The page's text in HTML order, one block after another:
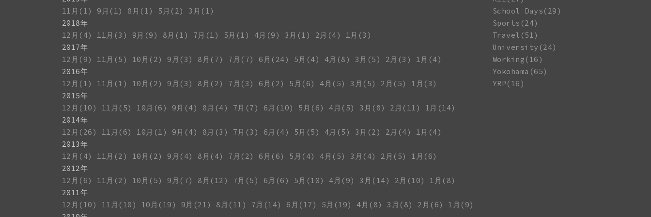
11月(1)
9月(1) 8月(1) 5月(2)
3月(1)
2018年
12月(4)
11月(3) 9月(9) 8月(1) 7月(1) 5月(1) 4月(9) 3月(1) 2月(4)
1月(3)
2017年
12月(9)
11月(5) 10月(2) 9月(3) 8月(7) 7月(7) 6月(24) 5月(4) 4月(8) 3月(5) 2月(3)
1月(4)
2016年
12月(1)
11月(1) 10月(2) 9月(3) 8月(2) 7月(3) 6月(2) 5月(6) 4月(5) 3月(5) 2月(5)
1月(3)
2015年
12月(10)
11月(5) 10月(6) 9月(4) 8月(4) 7月(7) 6月(10) 5月(6) 4月(5) 3月(8) 2月(11)
1月(14)
2014年
12月(26)
11月(6) 10月(1) 9月(4) 8月(3) 7月(3) 6月(4) 5月(5) 4月(5) 3月(2) 2月(4)
1月(4)
2013年
12月(4)
11月(2) 10月(2) 9月(4) 8月(4) 7月(2) 6月(6) 5月(4) 4月(5) 3月(4) 2月(5)
1月(6)
2012年
12月(6)
11月(2) 10月(5) 9月(7) 8月(12) 7月(5) 6月(6) 5月(10) 4月(9) 3月(14) 2月(10)
1月(8)
2011年
12月(10)
11月(10) 10月(19) 9月(21) 8月(11) 7月(14) 6月(17) 5月(19) 4月(8) 3月(8) 2月(6)
1月(9)
School Days(29)
Sports(24)
Travel(51)
University(24)
Working(16)
Yokohama(65)
YRP(16)